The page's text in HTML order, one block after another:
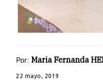
Por: Maria Fernanda
22 mayo, 2019